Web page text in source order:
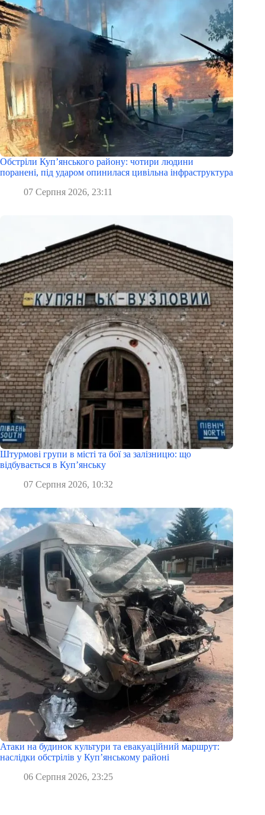
Обстріли Куп’янського району: чотири людини
поранені, під ударом опинилася цивільна інфраструктура
07 Серпня 2026, 23:11
Штурмові групи в місті та бої за залізницю: що
відбувається в Куп’янську
07 Серпня 2026, 10:32
Атаки на будинок культури та евакуаційний маршрут:
наслідки обстрілів у Куп’янському районі
06 Серпня 2026, 23:25